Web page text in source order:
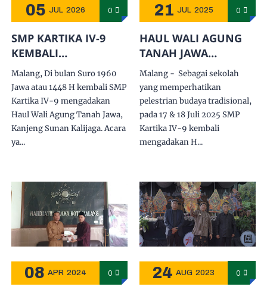
05 JUL 2026 0
SMP KARTIKA IV-9
KEMBALI
MENGGELAR HAUL
KANJENG SUNAN
KALIJAGA
Malang, Di bulan Suro 1960
Jawa atau 1448 H kembali SMP
Kartika IV-9 mengadakan
Haul Wali Agung Tanah Jawa,
Kanjeng Sunan Kalijaga. Acara
ya...
21 JUL 2025 0
HAUL WALI AGUNG
TANAH JAWA
KANJENG SUNAN
KALIJAGA
Malang - Sebagai sekolah
yang memperhatikan
pelestrian budaya tradisional,
pada 17 & 18 Juli 2025 SMP
Kartika IV-9 kembali
mengadakan H...
08 APR 2024 0 24 AUG 2023 0